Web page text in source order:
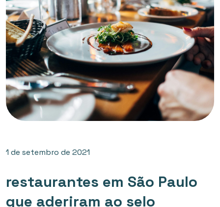
1 de setembro de 2021
restaurantes em São Paulo
que aderiram ao selo